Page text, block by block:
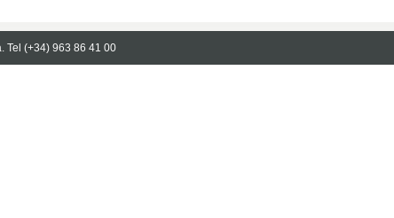
Tel (+34) 963 86 41 00